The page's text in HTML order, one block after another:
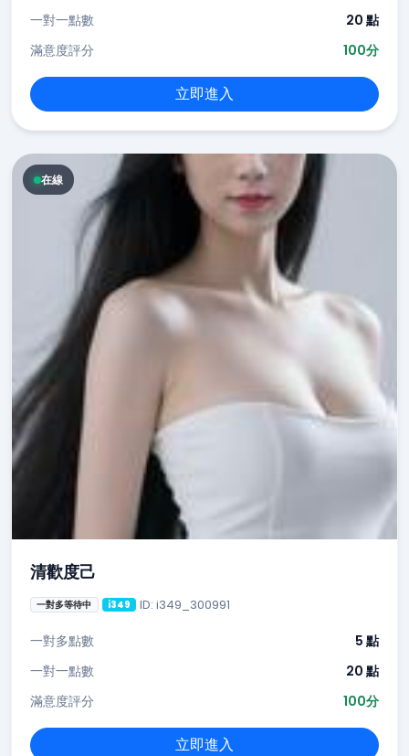
一對一點數
20 點
滿意度評分
100分
立即進入
在線
清歡度己
一對多等待中 i349 ID: i349_300991
一對多點數
5 點
一對一點數
20 點
滿意度評分
100分
立即進入